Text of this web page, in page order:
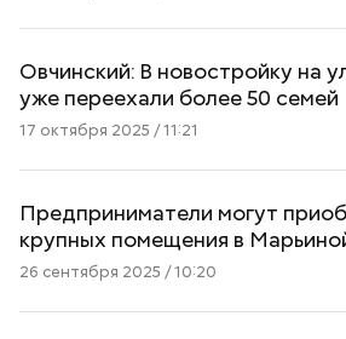
Овчинский: В новостройку на
уже переехали более 50 семей
17 октября 2025 / 11:21
Предприниматели могут
крупных помещения в
26 сентября 2025 / 10:20